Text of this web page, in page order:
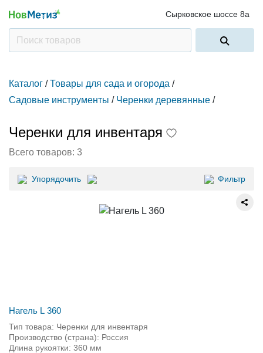
Сырковское шоссе 8а
Каталог / Товары для сада и огорода /
Садовые инструменты / Черенки деревянные /
Черенки для инвентаря
Всего товаров: 3
Упорядочить Фильтр
Нагель L 360
Тип товара: Черенки для инвентаря
Производство (страна): Россия
Длина рукоятки: 360 мм